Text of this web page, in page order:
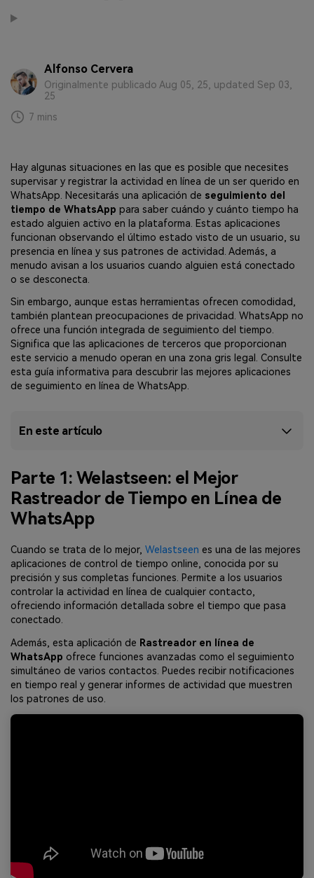
Welastseen
Alfonso Cervera
Originalmente publicado Aug 05, 25, updated Sep 03,
25
7 mins
Hay algunas situaciones en las que es posible que necesites
supervisar y registrar la actividad en línea de un ser querido en
WhatsApp. Necesitarás una aplicación de seguimiento del
tiempo de WhatsApp para saber cuándo y cuánto tiempo ha
estado alguien activo en la plataforma. Estas aplicaciones
funcionan observando el último estado visto de un usuario, su
presencia en línea y sus patrones de actividad. Además, a
menudo avisan a los usuarios cuando alguien está conectado
o se desconecta.
Sin embargo, aunque estas herramientas ofrecen comodidad,
también plantean preocupaciones de privacidad. WhatsApp no
ofrece una función integrada de seguimiento del tiempo.
Significa que las aplicaciones de terceros que proporcionan
este servicio a menudo operan en una zona gris legal. Consulte
esta guía informativa para descubrir las mejores aplicaciones
de seguimiento en línea de WhatsApp.
En este artículo
Parte 1: Welastseen: el Mejor
Rastreador de Tiempo en Línea de
WhatsApp
Cuando se trata de lo mejor, Welastseen es una de las mejores
aplicaciones de control de tiempo online, conocida por su
precisión y sus completas funciones. Permite a los usuarios
controlar la actividad en línea de cualquier contacto,
ofreciendo información detallada sobre el tiempo que pasa
conectado.
Además, esta aplicación de Rastreador en línea de
WhatsApp ofrece funciones avanzadas como el seguimiento
simultáneo de varios contactos. Puedes recibir notificaciones
en tiempo real y generar informes de actividad que muestren
los patrones de uso.